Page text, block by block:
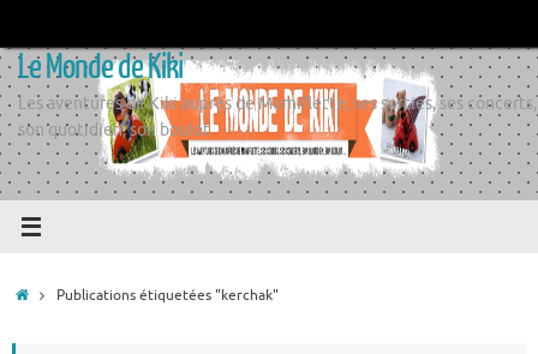
contenu
Le Monde de Kiki
Les aventures de Kiki auprès de Momiflette, ses sorties, ses concerts,
son quotidien, son boulot
AccueilPublications étiquetées "kerchak"